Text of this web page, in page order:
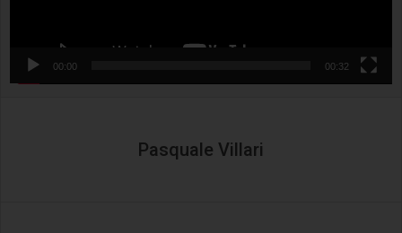
00:00 00:32
Pasquale Villari